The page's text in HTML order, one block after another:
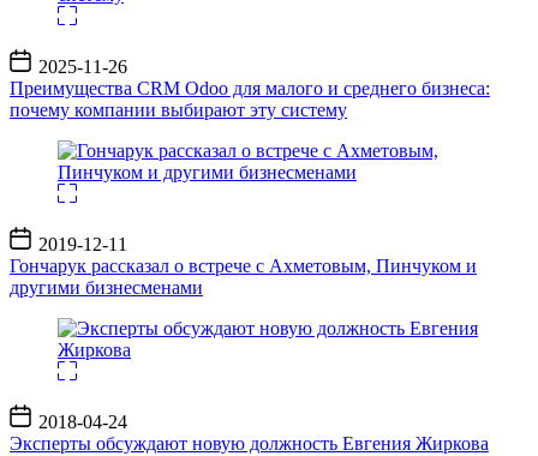
Дата
записи
2025-11-26
Преимущества CRM Odoo для малого и среднего бизнеса:
почему компании выбирают эту систему
Дата
записи
2019-12-11
Гончарук рассказал о встрече с Ахметовым, Пинчуком и
другими бизнесменами
Дата
записи
2018-04-24
Эксперты обсуждают новую должность Евгения Жиркова